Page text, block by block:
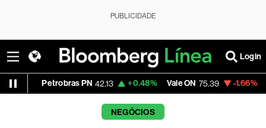
PUBLICIDADE
Login
PN 42.13 +0.48% Vale ON 75.39 -1.66% Itaú PN
NEGÓCIOS